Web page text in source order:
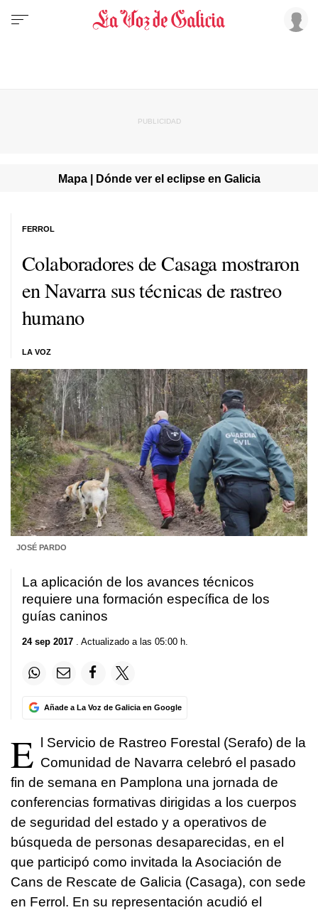
Mapa | Dónde ver el eclipse en Galicia
Colaboradores de Casaga mostraron
en Navarra sus técnicas de rastreo
humano
LA VOZ
FERROL
JOSÉ PARDO
La aplicación de los avances técnicos
requiere una formación específica de los
guías caninos
24 sep 2017 . Actualizado a las 05:00 h.
Añade a La Voz de Galicia en Google
E l Servicio de Rastreo Forestal (Serafo) de la
Comunidad de Navarra celebró el pasado
fin de semana en Pamplona una jornada de
conferencias formativas dirigidas a los cuerpos
de seguridad del estado y a operativos de
búsqueda de personas desaparecidas, en el
que participó como invitada la Asociación de
Cans de Rescate de Galicia (Casaga), con sede
en Ferrol. En su representación acudió el